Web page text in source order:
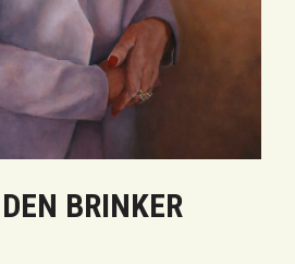
BRINKER